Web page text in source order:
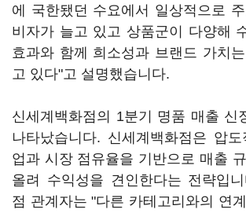
에 국한됐던 수요에서 일상적으로
비자가 늘고 있고 상품군이 다양해
효과와 함께 희소성과 브랜드 가치
고 있다"고 설명했습니다.
신세계백화점의 1분기 명품 매출 신
나타났습니다. 신세계백화점은 압
업과 시장 점유율을 기반으로 매출
올려 수익성을 견인한다는 전략입
점 관계자는 "다른 카테고리와의 연